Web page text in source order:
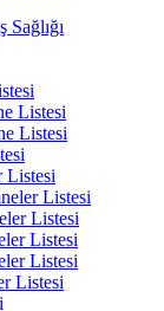
Listesi
Listesi
Listesi
Listesi
Listesi
Listesi
Listesi
Listesi